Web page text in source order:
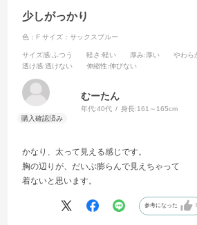
少しがっかり
色：F サイズ：サックスブルー
サイズ感:ふつう 軽さ :軽い 厚み:厚い やわら
透け感:透けない 伸縮性:伸びない
むーたん
年代:40代 身長:161～165cm
かなり、太って見える感じです。
胸の辺りが、だいぶ膨らんで見えちゃって
着ないと思います。
参考になった